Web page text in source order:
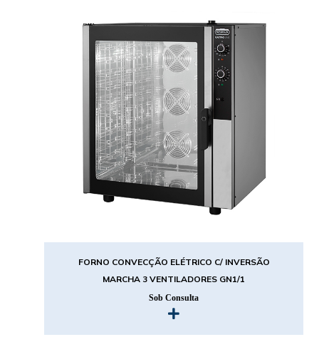
FORNO CONVECÇÃO ELÉTRICO C/ INVERSÃO
MARCHA 3 VENTILADORES GN1/1
Sob Consulta